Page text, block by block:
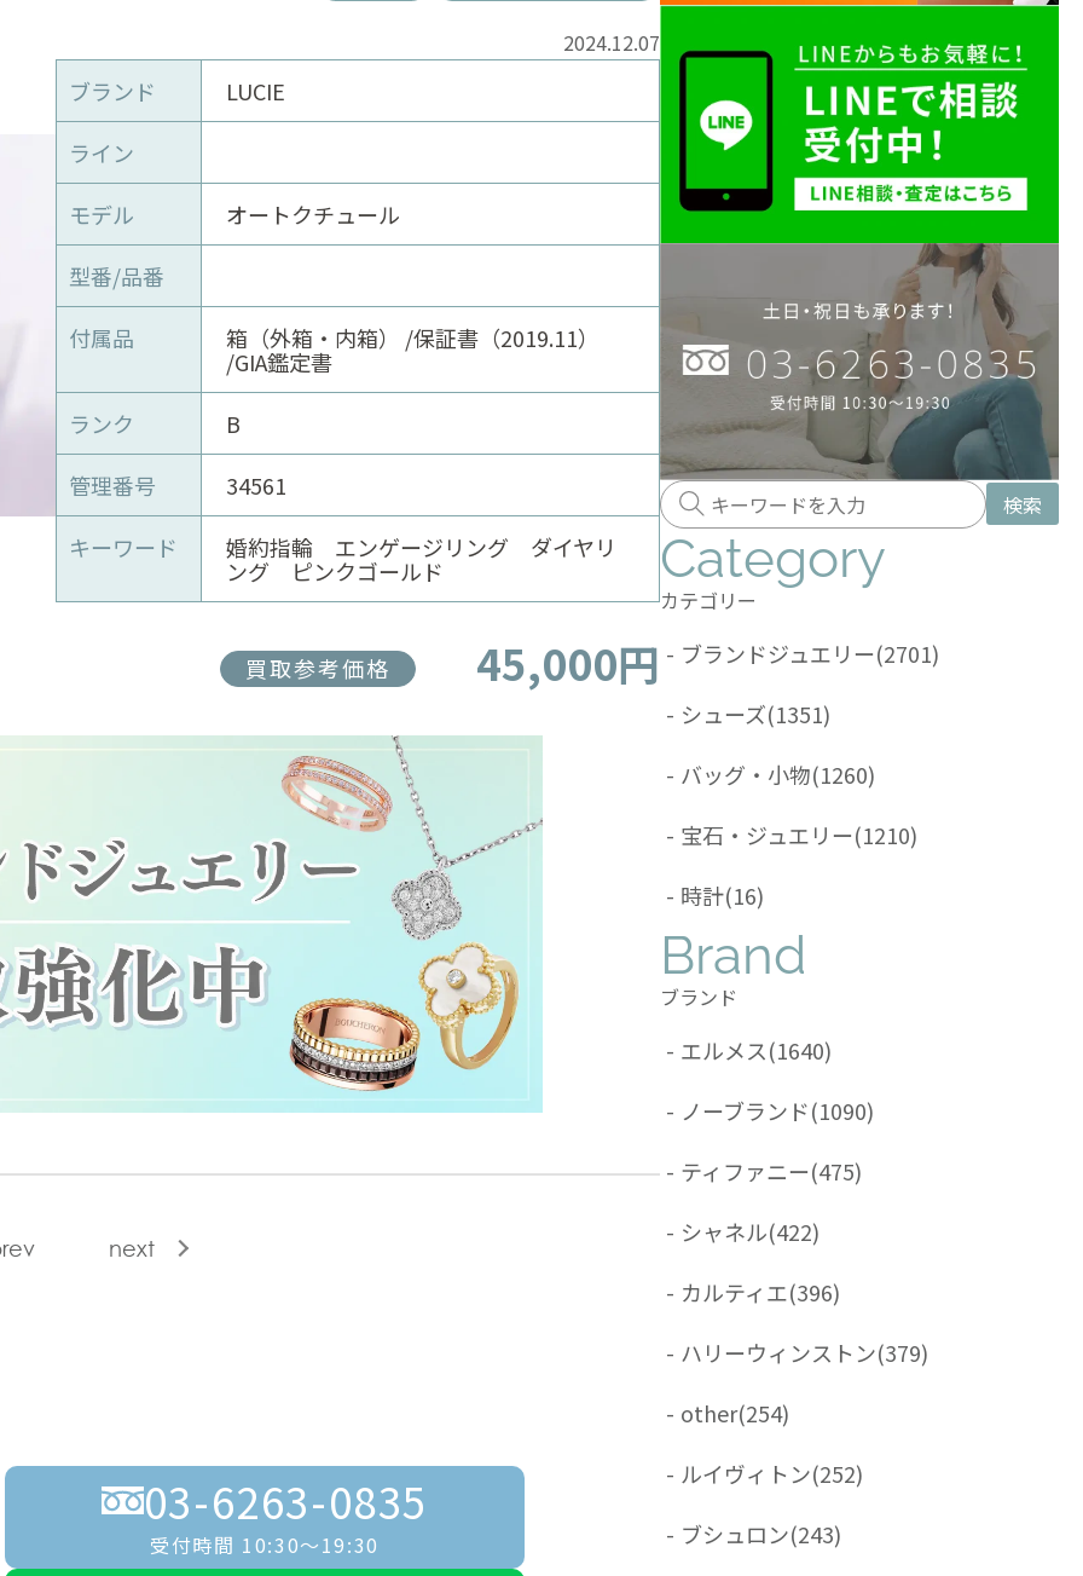
2024.12.07
ブランド
LUCIE
ライン
モデル
オートクチュール
型番/品番
付属品
箱（外箱・内箱） /保証書（2019.11）
/GIA鑑定書
ランク
B
管理番号
34561
キーワード
婚約指輪 エンゲージリング ダイヤリ
ング ピンクゴールド
買取参考価格 45,000円
next
03-6263-0835
受付時間 10:30〜19:30
検索
Category
カテゴリー
- ブランドジュエリー(2701)
- シューズ(1351)
- バッグ・小物(1260)
- 宝石・ジュエリー(1210)
- 時計(16)
Brand
ブランド
- エルメス(1640)
- ノーブランド(1090)
- ティファニー(475)
- シャネル(422)
- カルティエ(396)
- ハリーウィンストン(379)
- other(254)
- ルイヴィトン(252)
- ブシュロン(243)